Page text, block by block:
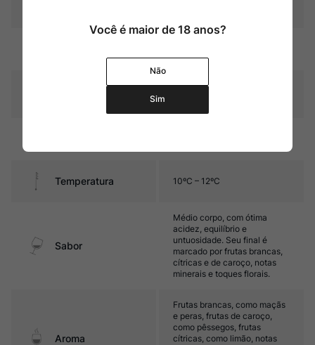
Graduação Alcóoli
Temperatura 10ºC – 12ºC
Sabor
Médio corpo, com ótima
acidez, equilíbrio e
untuosidade. Seu final é
marcado por frutas brancas,
cítricas e de caroço, notas
minerais e toques florais.
Aroma
Frutas brancas, como maçãs
e peras, frutas de caroço,
como pêssegos, frutas
cítricas, como limão, notas
Você é maior de 18 anos?
Não
Sim